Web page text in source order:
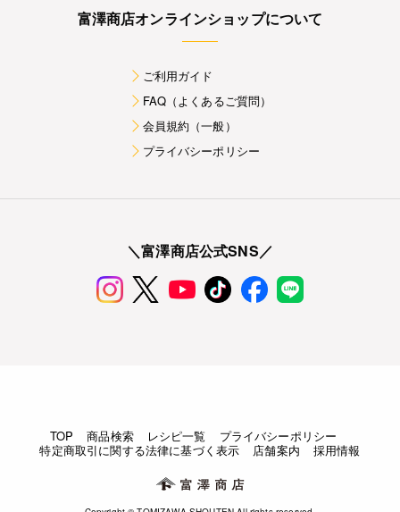
富澤商店オンラインショップについて
ご利用ガイド
FAQ（よくあるご質問）
会員規約（一般）
プライバシーポリシー
＼富澤商店公式SNS／
TOP 商品検索 レシピ一覧
プライバシーポリシー
特定商取引に関する法律に基づく表示
店舗案内 採用情報